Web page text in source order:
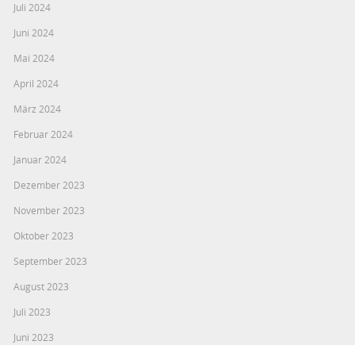
Juli 2024
Juni 2024
Mai 2024
April 2024
März 2024
Februar 2024
Januar 2024
Dezember 2023
November 2023
Oktober 2023
September 2023
August 2023
Juli 2023
Juni 2023